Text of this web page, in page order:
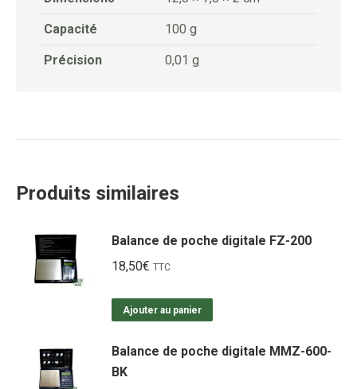
Capacité 100 g
Précision 0,01 g
Produits similaires
Balance de poche digitale FZ-200
18,50€ TTC
Ajouter au panier
Balance de poche digitale MMZ-600-
BK